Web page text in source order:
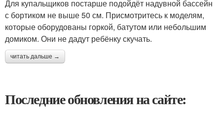
Для купальщиков постарше подойдёт надувной бассейн
с бортиком не выше 50 см. Присмотритесь к моделям,
которые оборудованы горкой, батутом или небольшим
домиком. Они не дадут ребёнку скучать.
читать дальше →
Последние обновления на сайте: